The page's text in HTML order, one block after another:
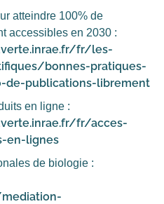
atteindre 100% de
accessibles en 2030 :
fr/les-
bonnes-pratiques-
de-publications-librement
en ligne :
fr/acces-
en-lignes
de biologie :